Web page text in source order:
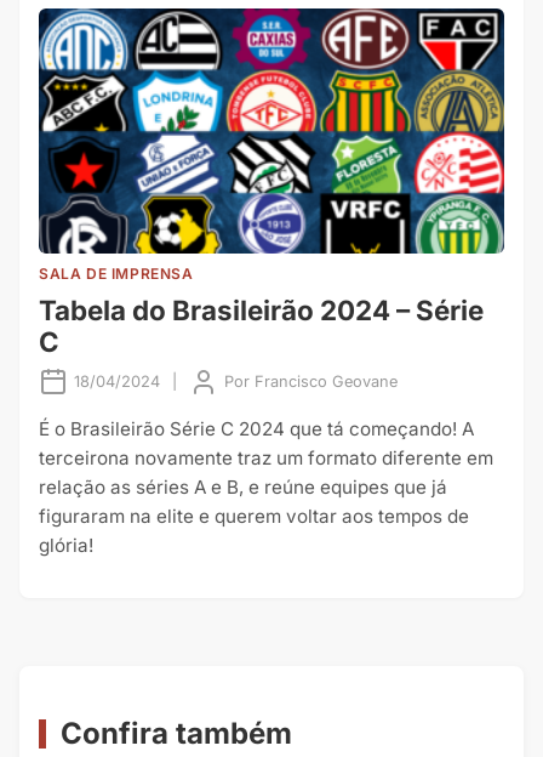
SALA DE IMPRENSA
Tabela do Brasileirão 2024 – Série
C
18/04/2024 Por Francisco Geovane
É o Brasileirão Série C 2024 que tá começando! A
terceirona novamente traz um formato diferente em
relação as séries A e B, e reúne equipes que já
figuraram na elite e querem voltar aos tempos de
glória!
Confira também